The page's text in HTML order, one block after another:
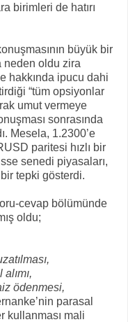
birimleri de hatırı
büyük bir
neden oldu zira
hakkında ipucu dahi
“tüm opsiyonlar
umut vermeye
sonrasında
Mesela, 1.2300’e
paritesi hızlı bir
senedi piyasaları,
tepki gösterdi.
cevap bölümünde
oldu;
ödenmesi,
parasal
kullanması mali